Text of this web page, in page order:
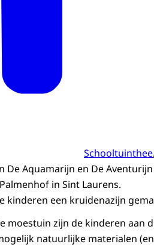
Schooltuinthee
Aquamarijn en De
in Sint Laurens.
kinderen een kruidenazijn
moestuin zijn de kinderen aan
natuurlijke materialen